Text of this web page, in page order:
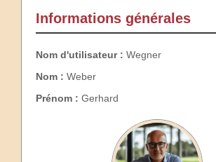
Informations générales
Nom d'utilisateur : Wegner
Nom : Weber
Prénom : Gerhard